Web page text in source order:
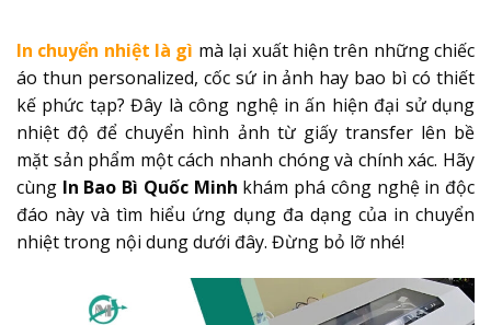
In chuyển nhiệt là gì mà lại xuất hiện trên những chiếc
áo thun personalized, cốc sứ in ảnh hay bao bì có thiết
kế phức tạp? Đây là công nghệ in ấn hiện đại sử dụng
nhiệt độ để chuyển hình ảnh từ giấy transfer lên bề
mặt sản phẩm một cách nhanh chóng và chính xác. Hãy
cùng In Bao Bì Quốc Minh khám phá công nghệ in độc
đáo này và tìm hiểu ứng dụng đa dạng của in chuyển
nhiệt trong nội dung dưới đây. Đừng bỏ lỡ nhé!